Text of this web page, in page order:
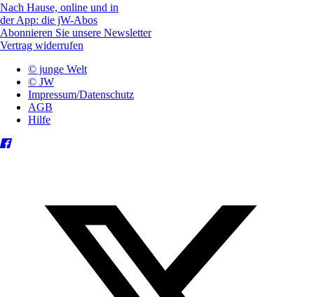
Nach Hause, online und in
der App: die jW-Abos
Abonnieren Sie unsere Newsletter
Vertrag widerrufen
© junge Welt
© JW
Impressum/Datenschutz
AGB
Hilfe